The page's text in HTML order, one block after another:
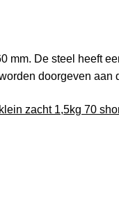
De steel heeft
doorgeven aan
zacht 1,5kg 70